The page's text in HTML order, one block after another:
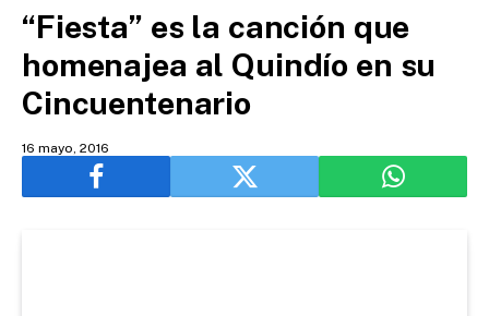
“Fiesta” es la canción que
homenajea al Quindío en su
Cincuentenario
16 mayo, 2016